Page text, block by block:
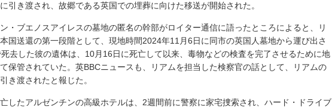
引き渡され、故郷である英国での埋葬に向けた移送が開始された。
・ブエノスアイレスの墓地の匿名の幹部がロイター通信に語ったところによると、リ
国送還の第一段階として、現地時間2024年11月6日に同市の英国人墓地から運び出さ
去した彼の遺体は、10月16日に死亡して以来、毒物などの検査を完了させるために地
保管されていた。英BBCニュースも、リアムを担当した検察官の話として、リアムの
き渡されたと報じた。
したアルゼンチンの高級ホテルは、2週間前に警察に家宅捜索され、ハード・ドライブ